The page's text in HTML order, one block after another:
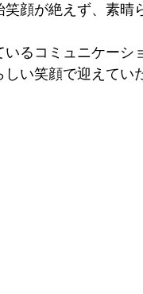
笑顔が絶えず、素
いるコミュニケーシ
い笑顔で迎えてい